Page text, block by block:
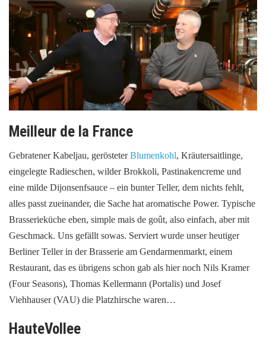
Meilleur de la France
Gebratener Kabeljau, gerösteterBlumenkohl, Kräutersaitlinge,
eingelegte Radieschen, wilder Brokkoli, Pastinakencreme und
eine milde Dijonsenfsauce – ein bunter Teller, dem nichts fehlt,
alles passt zueinander, die Sache hat aromatische Power. Typische
Brasserieküche eben, simple mais de goût, also einfach, aber mit
Geschmack. Uns gefällt sowas. Serviert wurde unser heutiger
Berliner Teller in der Brasserie am Gendarmenmarkt, einem
Restaurant, das es übrigens schon gab als hier noch Nils Kramer
(Four Seasons), Thomas Kellermann (Portalis) und Josef
Viehhauser (VAU) die Platzhirsche waren…
HauteVollee